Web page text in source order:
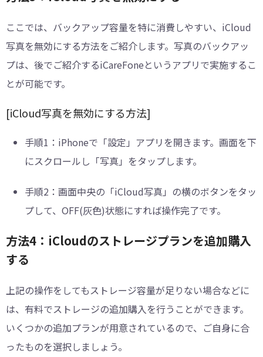
ここでは、バックアップ容量を特に消費しやすい、iCloud
写真を無効にする方法をご紹介します。写真のバックアッ
プは、後でご紹介するiCareFoneというアプリで実施するこ
とが可能です。
[iCloud写真を無効にする方法]
手順1： iPhoneで「設定」アプリを開きます。画面を下
にスクロールし「写真」をタップします。
手順2： 画面中央の「iCloud写真」の横のボタンをタッ
プして、OFF(灰色)状態にすれば操作完了です。
方法4：iCloudのストレージプランを追加購入
する
上記の操作をしてもストレージ容量が足りない場合などに
は、有料でストレージの追加購入を行うことができます。
いくつかの追加プランが用意されているので、ご自身に合
ったものを選択しましょう。